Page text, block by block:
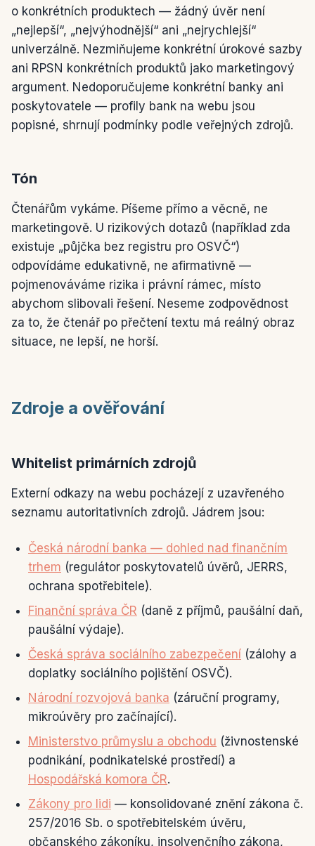
o konkrétních produktech — žádný úvěr není
„nejlepší“, „nejvýhodnější“ ani „nejrychlejší“
univerzálně. Nezmiňujeme konkrétní úrokové sazby
ani RPSN konkrétních produktů jako marketingový
argument. Nedoporučujeme konkrétní banky ani
poskytovatele — profily bank na webu jsou
popisné, shrnují podmínky podle veřejných zdrojů.
Tón
Čtenářům vykáme. Píšeme přímo a věcně, ne
marketingově. U rizikových dotazů (například zda
existuje „půjčka bez registru pro OSVČ“)
odpovídáme edukativně, ne afirmativně —
pojmenováváme rizika i právní rámec, místo
abychom slibovali řešení. Neseme zodpovědnost
za to, že čtenář po přečtení textu má reálný obraz
situace, ne lepší, ne horší.
Zdroje a ověřování
Whitelist primárních zdrojů
Externí odkazy na webu pocházejí z uzavřeného
seznamu autoritativních zdrojů. Jádrem jsou:
Česká národní banka — dohled nad finančním
trhem (regulátor poskytovatelů úvěrů, JERRS,
ochrana spotřebitele).
Finanční správa ČR (daně z příjmů, paušální daň,
paušální výdaje).
Česká správa sociálního zabezpečení (zálohy a
doplatky sociálního pojištění OSVČ).
Národní rozvojová banka (záruční programy,
mikroúvěry pro začínající).
Ministerstvo průmyslu a obchodu (živnostenské
podnikání, podnikatelské prostředí) a
Hospodářská komora ČR.
Zákony pro lidi — konsolidované znění zákona č.
257/2016 Sb. o spotřebitelském úvěru,
občanského zákoníku, insolvenčního zákona,